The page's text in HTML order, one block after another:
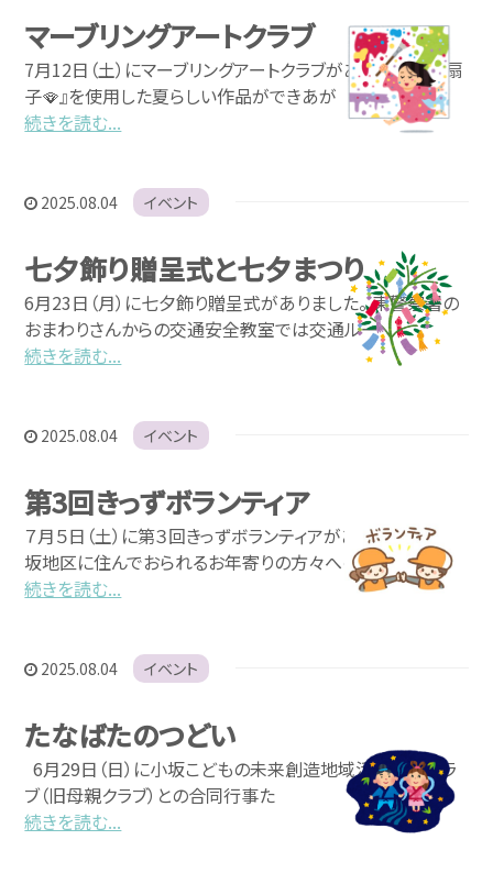
お問い合わせ
マーブリングアートクラブ
7月12日（土）にマーブリングアートクラブがありました。 『扇
子🪭』を使用した夏らしい作品ができあが
続きを読む...
2025.08.04 イベント
七夕飾り贈呈式と七夕まつり
6月23日（月）に七夕飾り贈呈式がありました。 東警察署の
おまわりさんからの交通安全教室では交通ルー
続きを読む...
2025.08.04 イベント
第3回きっずボランティア
７月５日（土）に第３回きっずボランティアがありました。 小
坂地区に住んでおられるお年寄りの方々へのお
続きを読む...
2025.08.04 イベント
たなばたのつどい
6月29日（日）に小坂こどもの未来創造地域活動推進クラ
ブ（旧母親クラブ）との合同行事た
続きを読む...